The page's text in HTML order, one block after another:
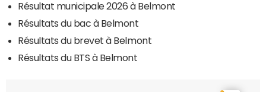
Résultat municipale 2026 à Belmont
Résultats du bac à Belmont
Résultats du brevet à Belmont
Résultats du BTS à Belmont